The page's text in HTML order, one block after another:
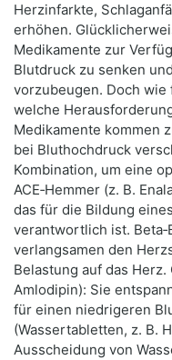
Herzinfarkte,
erhöhen.
Medikamente zur
Blutdruck zu senken
vorzubeugen. Doch
welche
Medikamente kommen
bei Bluthochdruck
Kombination, um eine
ACE‑Hemmer (z. B.
das für die Bildung
verantwortlich ist.
verlangsamen den
Belastung auf das
Amlodipin): Sie
für einen niedrigeren
(Wassertabletten, z. B.
Ausscheidung von